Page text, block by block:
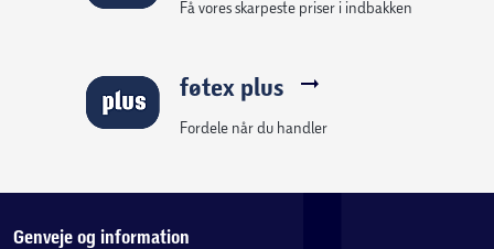
Få vores skarpeste priser i indbakken
føtex plus
Fordele når du handler
Genveje og information